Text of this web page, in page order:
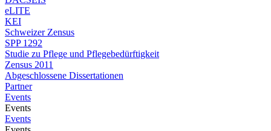
eLITE
KEI
Schweizer Zensus
SPP 1292
Studie zu Pflege und Pflegebedürftigkeit
Zensus 2011
Abgeschlossene Dissertationen
Partner
Events
Events
Events